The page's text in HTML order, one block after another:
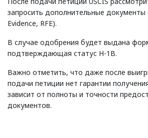
запросить дополнительные документы
Evidence, RFE).
В случае одобрения будет выдана
подтверждающая статус H-1B.
Важно отметить, что даже после
подачи петиции нет гарантии
зависит от полноты и точности
документов.